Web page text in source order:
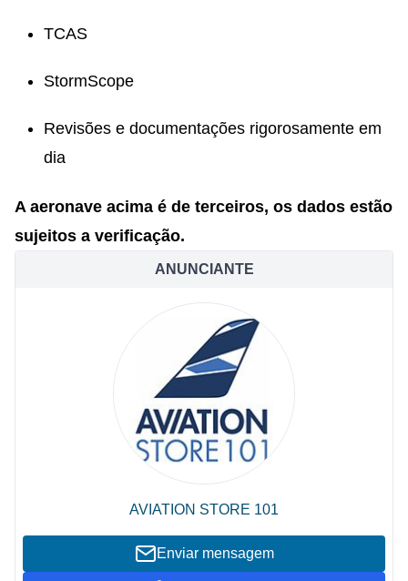
TCAS
StormScope
Revisões e documentações rigorosamente em
dia
A aeronave acima é de terceiros, os dados estão
sujeitos a verificação.
ANUNCIANTE
AVIATION STORE 101
Enviar mensagem